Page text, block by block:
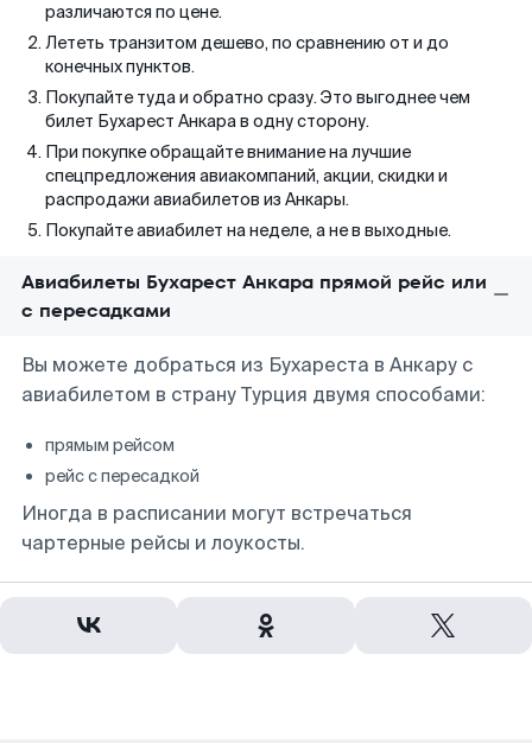
различаются по цене.
Лететь транзитом дешево, по сравнению от и до
конечных пунктов.
Покупайте туда и обратно сразу. Это выгоднее чем
билет Бухарест Анкара в одну сторону.
При покупке обращайте внимание на лучшие
спецпредложения авиакомпаний, акции, скидки и
распродажи авиабилетов из Анкары.
Покупайте авиабилет на неделе, а не в выходные.
Авиабилеты Бухарест Анкара прямой рейс или
с пересадками
Вы можете добраться из Бухареста в Анкару с
авиабилетом в страну Турция двумя способами:
прямым рейсом
рейс с пересадкой
Иногда в расписании могут встречаться
чартерные рейсы и лоукосты.